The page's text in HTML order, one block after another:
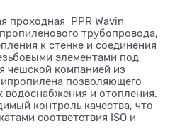
проходная PPR Wavin
трубопровода,
к стенке и соединения
элементами под
чешской компанией из
позволяющего
водоснабжения и отопления.
контроль качества, что
соответствия ISO и